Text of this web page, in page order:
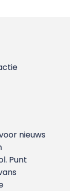
nieuws
Punt